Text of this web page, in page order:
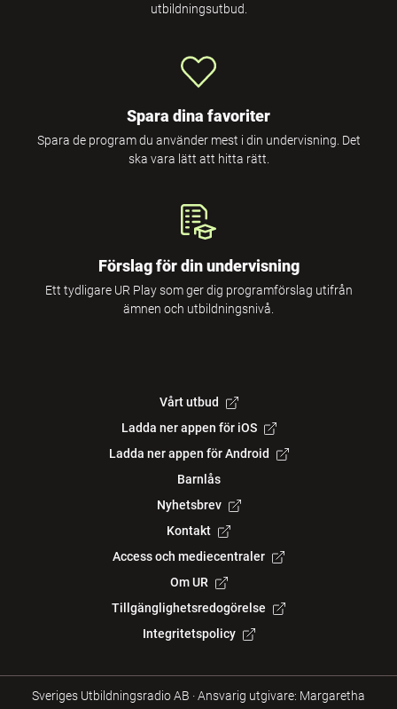
utbildningsutbud.
Spara dina favoriter
Spara de program du använder mest i din undervisning. Det
ska vara lätt att hitta rätt.
Förslag för din undervisning
Ett tydligare UR Play som ger dig programförslag utifrån
ämnen och utbildningsnivå.
Vårt utbud
Ladda ner appen för iOS
Ladda ner appen för Android
Barnlås
Nyhetsbrev
Kontakt
Access och mediecentraler
Om UR
Tillgänglighetsredogörelse
Integritetspolicy
Sveriges Utbildningsradio AB ·Ansvarig utgivare: Margaretha